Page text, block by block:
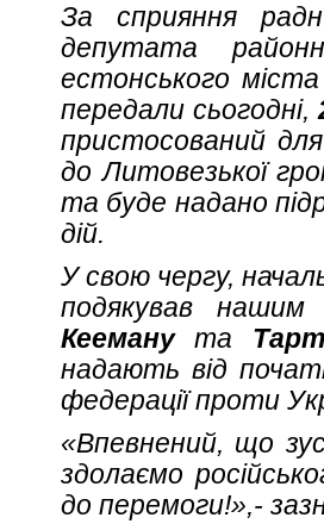
За сприяння
депутата
естонського
передали сьогодні,
пристосований
до Литовезької
та буде надано
дій.
У свою чергу,
подякував
Кееманута
надають від
федерації проти
«Впевнений, що
здолаємо
до перемоги!»,-